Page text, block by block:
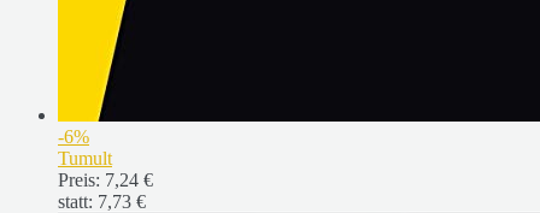
-6%
Tumult
Preis: 7,24 €
statt: 7,73 €